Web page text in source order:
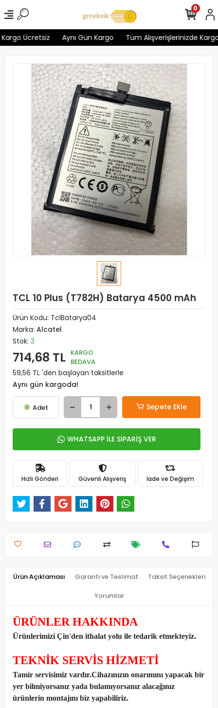
Ücretsiz Aynı Gün Kargo Tüm Alışverişlerinizde Kargo
0
TCL 10 Plus (T782H) Batarya 4500 mAh
Ürün Kodu: TclBatarya04
Marka: Alcatel
Stok: 3
714,68 TL KARGO
BEDAVA
59,56 TL 'den başlayan taksitlerle
Aynı gün kargoda!
Adet Sepete Ekle
WHATSAPP İLE SİPARİŞ VER
Hızlı Gönderi Güvenli Alışveriş İade ve Değişim
Ürün Açıklaması Garanti ve Teslimat Taksit Seçenekleri
Yorumlar
ÜRÜNLER HAKKINDA
Ürünlerimizi Çin'den ithalat yolu ile tedarik etmekteyiz.
TEKNİK SERVİS HİZMETİ
Tamir servisimiz vardır.Cihazınızın onarımını yapacak bir
yer bilmiyorsanız yada bulamıyorsanız alacağınız
ürünlerin montajını biz yapabiliriz.